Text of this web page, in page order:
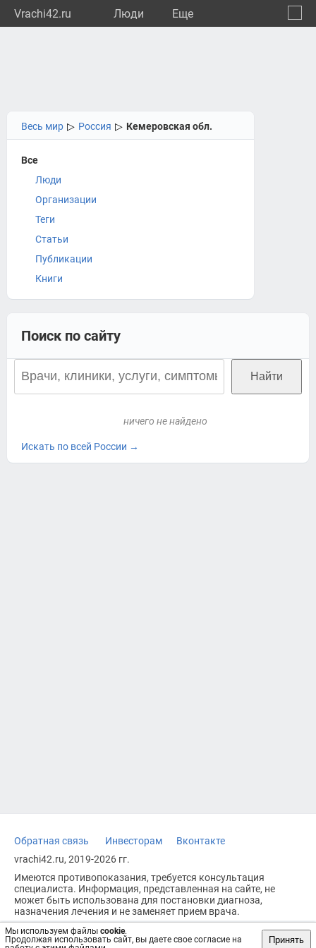
Vrachi42.ru Люди Eще
Мы используем файлы cookie.
Продолжая использовать сайт, вы даете свое согласие на
Принять
Весь мир ▷ Россия ▷ Кемеровская обл.
Все
Люди
Организации
Теги
Статьи
Публикации
Книги
Поиск по сайту
ничего не найдено
Искать по всей России →
Обратная связь Инвесторам
Вконтакте
vrachi42.ru, 2019-2026 гг.
Имеются противопоказания, требуется консультация
специалиста. Информация, представленная на сайте, не
может быть использована для постановки диагноза,
назначения лечения и не заменяет прием врача.
Возрастное ограничение: 18+